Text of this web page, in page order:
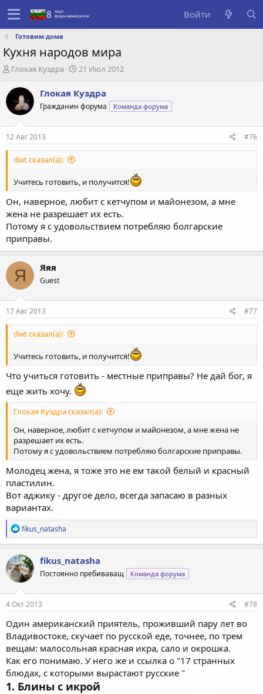
Войти
Готовим дома
Кухня народов мира
А
т
о
р
е
м
Глокая Куздра
Д
т
а
с
я
21 Июл 2012
Глокая Куздра
Гражданин форума Команда форума
12 Авг 2013 #76
dwt сказал(а):
Учитесь готовить, и получится!
Он, наверное, любит с кетчупом и майонезом, а мне
жена не разрешает их есть.
Потому я с удовольствием потребляю болгарские
приправы.
Я Яяя
Guest
17 Авг 2013 #77
dwt сказал(а):
Учитесь готовить, и получится!
Что учиться готовить - местные приправы? Не дай бог, я
еще жить хочу.
Глокая Куздра сказал(а):
Он, наверное, любит с кетчупом и майонезом, а мне жена не
разрешает их есть.
Потому я с удовольствием потребляю болгарские приправы.
Молодец жена, я тоже это не ем такой белый и красный
пластилин.
Вот аджику - другое дело, всегда запасаю в разных
вариантах.
Р
е
а
к
ц
и
и
:
fikus_natasha
fikus_natasha
Постоянно пребиваващ Команда форума
4 Окт 2013 #78
Один американский приятель, проживший пару лет во
Владивостоке, скучает по русской еде, точнее, по трем
вещам: малосольная красная икра, сало и окрошка.
Как его понимаю. У него же и ссылка о "17 странных
блюдах, c которыми вырастают русские "
1. Блины с икрой